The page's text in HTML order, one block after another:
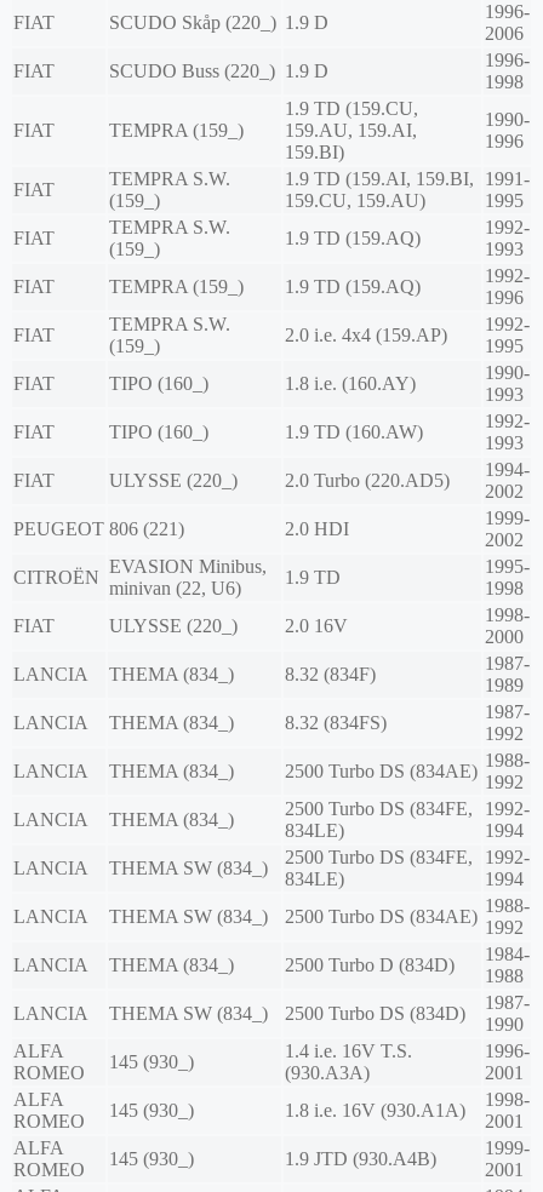
FIAT
SCUDO Skåp (220_) 1.9 D
1996-
2006
FIAT
SCUDO Buss (220_) 1.9 D
1996-
1998
FIAT TEMPRA (159_)
1.9 TD (159.CU,
159.AU, 159.AI,
159.BI)
1990-
1996
FIAT
TEMPRA S.W.
(159_)
1.9 TD (159.AI, 159.BI,
159.CU, 159.AU)
1991-
1995
FIAT
TEMPRA S.W.
(159_)
1.9 TD (159.AQ)
1992-
1993
FIAT
TEMPRA (159_) 1.9 TD (159.AQ)
1992-
1996
FIAT
TEMPRA S.W.
(159_)
2.0 i.e. 4x4 (159.AP)
1992-
1995
FIAT
TIPO (160_) 1.8 i.e. (160.AY)
1990-
1993
FIAT
TIPO (160_) 1.9 TD (160.AW)
1992-
1993
FIAT
ULYSSE (220_) 2.0 Turbo (220.AD5)
1994-
2002
PEUGEOT 806 (221) 2.0 HDI
1999-
2002
CITROËN
EVASION Minibus,
minivan (22, U6)
1.9 TD
1995-
1998
FIAT
ULYSSE (220_) 2.0 16V
1998-
2000
LANCIA
THEMA (834_) 8.32 (834F)
1987-
1989
LANCIA
THEMA (834_) 8.32 (834FS)
1987-
1992
LANCIA
THEMA (834_) 2500 Turbo DS (834AE)
1988-
1992
LANCIA
THEMA (834_)
2500 Turbo DS (834FE,
834LE)
1992-
1994
LANCIA
THEMA SW (834_)
2500 Turbo DS (834FE,
834LE)
1992-
1994
LANCIA
THEMA SW (834_) 2500 Turbo DS (834AE)
1988-
1992
LANCIA
THEMA (834_) 2500 Turbo D (834D)
1984-
1988
LANCIA
THEMA SW (834_) 2500 Turbo DS (834D)
1987-
1990
ALFA
ROMEO
145 (930_)
1.4 i.e. 16V T.S.
(930.A3A)
1996-
2001
ALFA
ROMEO
145 (930_) 1.8 i.e. 16V (930.A1A)
1998-
2001
ALFA
ROMEO
145 (930_) 1.9 JTD (930.A4B)
1999-
2001